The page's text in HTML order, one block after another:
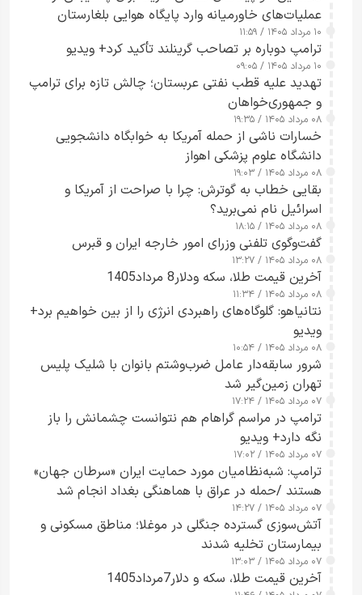
عملیات‌های خاورمیانه وارد پایگاه هوایی بلغارستان
شدند
۱۰ مرداد ۱۴۰۵ / ۱۱:۵۹
ترامپ دوباره بر تصاحب گرینلند تأکید کرد+ ویدیو
۱۰ مرداد ۱۴۰۵ / ۰۹:۰۵
تهدید علیه قطب نفتی عربستان؛ چالش تازه برای ترامپ
و جمهوری‌خواهان
۰۸ مرداد ۱۴۰۵ / ۱۹:۳۵
خسارات ناشی از حمله آمریکا به خوابگاه دانشجویی
دانشگاه علوم پزشکی اهواز
۰۸ مرداد ۱۴۰۵ / ۱۹:۰۳
بقایی خطاب به گوترش: چرا با صراحت از آمریکا و
اسرائیل نام نمی‌برید؟
۰۸ مرداد ۱۴۰۵ / ۱۸:۱۵
گفت‌وگوی تلفنی وزرای امور خارجه ایران و قبرس
۰۸ مرداد ۱۴۰۵ / ۱۳:۲۷
آخرین قیمت طلا، سکه ودلار8 مرداد1405
۰۸ مرداد ۱۴۰۵ / ۱۱:۳۴
نتانیاهو: گلوگاه‌های راهبردی انرژی را از بین خواهیم برد+
ویدیو
۰۸ مرداد ۱۴۰۵ / ۱۰:۵۴
شرور سابقه‌دار عامل ضرب‌وشتم بانوان با شلیک پلیس
تهران زمین‌گیر شد
۰۷ مرداد ۱۴۰۵ / ۱۷:۲۴
ترامپ در مراسم گراهام هم نتوانست چشمانش را باز
نگه دارد+ ویدیو
۰۷ مرداد ۱۴۰۵ / ۱۷:۰۲
ترامپ: شبه‌نظامیان مورد حمایت ایران «سرطان جهان»
هستند /حمله در عراق با هماهنگی بغداد انجام شد
۰۷ مرداد ۱۴۰۵ / ۱۴:۲۷
آتش‌سوزی گسترده جنگلی در موغلا؛ مناطق مسکونی و
بیمارستان تخلیه شدند
۰۷ مرداد ۱۴۰۵ / ۱۳:۰۳
آخرین قیمت طلا، سکه و دلار7مرداد1405